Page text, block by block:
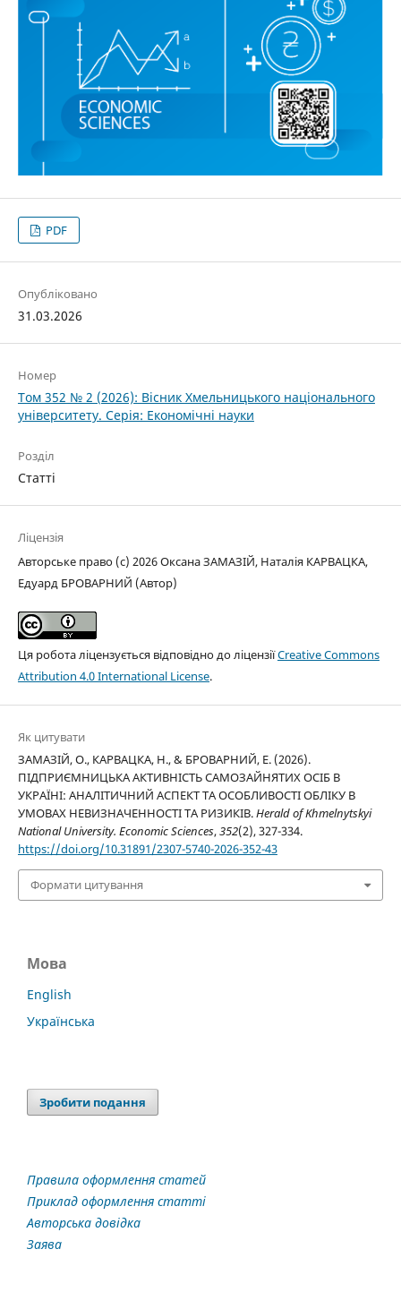
PDF
Опубліковано
31.03.2026
Номер
Том 352 № 2 (2026): Вісник Хмельницького національного
університету. Серія: Економічні науки
Розділ
Статті
Ліцензія
Авторське право (c) 2026 Оксана ЗАМАЗІЙ, Наталія КАРВАЦКА,
Едуард БРОВАРНИЙ (Автор)
Ця робота ліцензується відповідно до ліцензіїCreative Commons
Attribution 4.0 International License.
Як цитувати
ЗАМАЗІЙ, О., КАРВАЦКА, Н., & БРОВАРНИЙ, Е. (2026).
ПІДПРИЄМНИЦЬКА АКТИВНІСТЬ САМОЗАЙНЯТИХ ОСІБ В
УКРАЇНІ: АНАЛІТИЧНИЙ АСПЕКТ ТА ОСОБЛИВОСТІ ОБЛІКУ В
УМОВАХ НЕВИЗНАЧЕННОСТІ ТА РИЗИКІВ.Herald of Khmelnytskyi
National University. Economic Sciences,352(2), 327-334.
https://doi.org/10.31891/2307-5740-2026-352-43
Формати цитування
Мова
English
Українська
Зробити подання
Правила оформлення статей
Приклад оформлення статті
Авторська довідка
Заява